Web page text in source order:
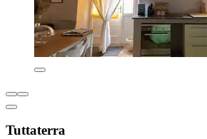
Tuttaterra